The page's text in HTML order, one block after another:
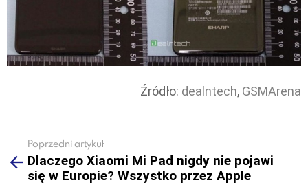
Źródło: dealntech, GSMArena
more
Poprzedni artykuł
Dlaczego Xiaomi Mi Pad nigdy nie pojawi
się w Europie? Wszystko przez Apple